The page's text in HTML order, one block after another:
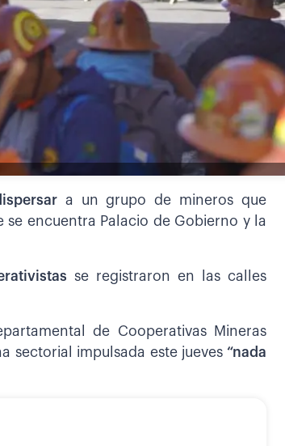
a un grupo de mineros que
encuentra Palacio de Gobierno y la
se registraron en las calles
de Cooperativas Mineras
sectorial impulsada este jueves“nada